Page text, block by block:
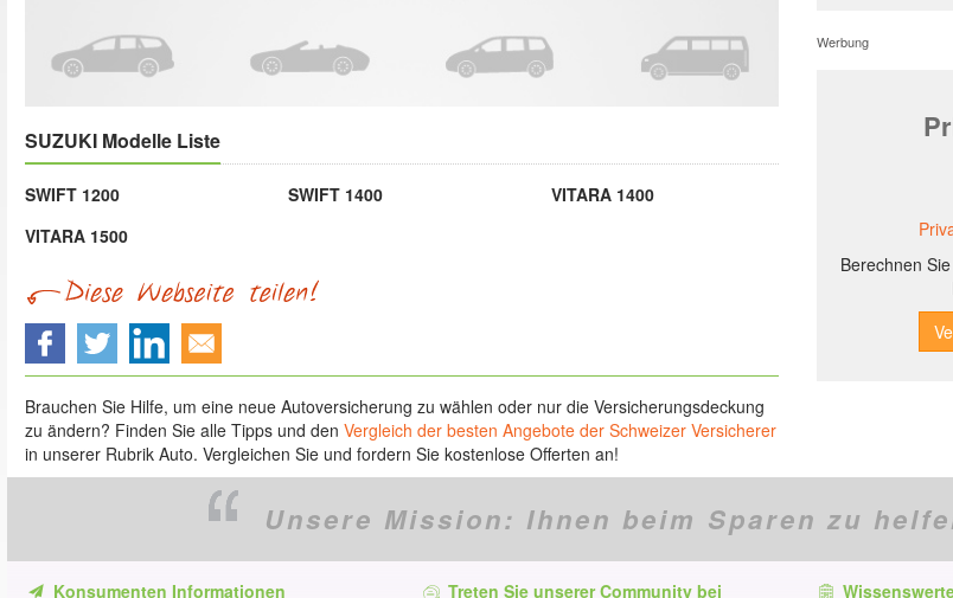
SUZUKI Modelle Liste
SWIFT 1200 SWIFT 1400
VITARA 1400
VITARA 1500
Brauchen Sie Hilfe, um eine neue Autoversicherung zu wählen oder nur die Versicherungsdeckung
zu ändern? Finden Sie alle Tipps und den Vergleich der besten Angebote der Schweizer Versicherer
in unserer Rubrik Auto. Vergleichen Sie und fordern Sie kostenlose Offerten an!
Werbung
Berechnen
Unsere Mission: Ihnen beim Sparen zu
Konsumenten Informationen Treten Sie unserer Community bei